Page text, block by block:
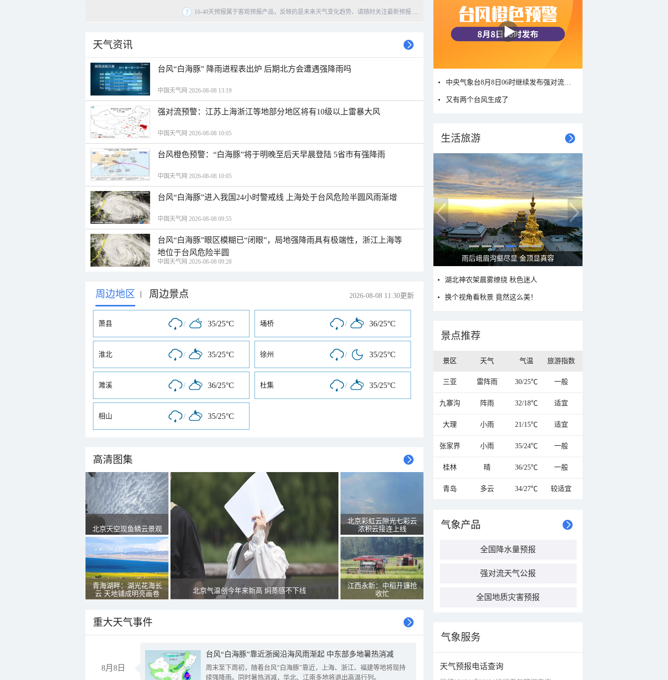
16-40天预报属于客观预报产品，反映的是未来天气变化趋势、请随时关注最新预报.....
天气资讯
台风“白海豚” 降雨进程表出炉 后期北方会遭遇强降雨吗
中国天气网 2026-08-08 13:19
强对流预警：江苏上海浙江等地部分地区将有10级以上雷暴大风
中国天气网 2026-08-08 10:05
台风橙色预警：“白海豚”将于明晚至后天早晨登陆 5省市有强降雨
中国天气网 2026-08-08 10:05
台风“白海豚”进入我国24小时警戒线 上海处于台风危险半圆风雨渐增
中国天气网 2026-08-08 09:55
台风“白海豚”眼区模糊已“闭眼”，局地强降雨具有极端性，浙江上海等
地位于台风危险半圆
中国天气网 2026-08-08 09:28
周边地区 | 周边景点 2026-08-08 11:30更新
萧县 / 35/25°C 埇桥 / 36/25°C
淮北 / 35/25°C 徐州 / 35/25°C
濉溪 / 36/25°C 杜集 / 35/25°C
相山 / 35/25°C
高清图集
北京天空现鱼鳞云景观
青海湖畔：湖光花海长
云 天地铺成明亮画卷
北京气温创今年来新高 焖蒸感不下线
北京彩虹云隙光七彩云
浓积云接连上线
江西永新：中稻开镰抢
收忙
重大天气事件
8月8日
台风“白海豚”靠近浙闽沿海风雨渐起 中东部多地暑热消减
周末至下周初，随着台风“白海豚”靠近，上海、浙江、福建等地将现持
续强降雨。同时暑热消减，华北、江南多地将退出高温行列。
又有两个台风生成了
生活旅游
雨后峨眉沟壑尽显 金顶显真容
湖北神农架晨雾缭绕 秋色迷人
换个视角看秋景 竟然这么美！
景点推荐
景区 天气 气温 旅游指数
三亚 雷阵雨 30/25℃ 一般
九寨沟 阵雨 32/18℃ 适宜
大理 小雨 21/15℃ 适宜
张家界 小雨 35/24℃ 一般
桂林 晴 36/25℃ 一般
青岛 多云 34/27℃ 较适宜
气象产品
全国降水量预报
强对流天气公报
全国地质灾害预报
气象服务
天气预报电话查询